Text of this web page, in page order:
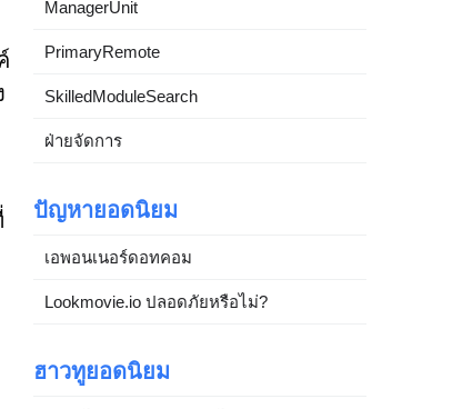
ManagerUnit
PrimaryRemote
SkilledModuleSearch
ฝ่ายจัดการ
ปัญหายอดนิยม
เอพอนเนอร์ดอทคอม
Lookmovie.io ปลอดภัยหรือไม่?
ฮาวทูยอดนิยม